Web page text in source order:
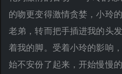
的吻更变得激情贪婪，小玲
老弟，转而把手插进我的头
着我的脚。受着小玲的影响
始不安份了起来，开始慢慢